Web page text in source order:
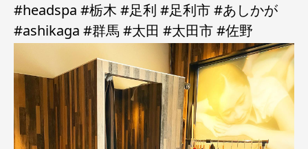
#headspa #栃木 #足利 #足利市 #あしかが
#ashikaga #群馬 #太田 #太田市 #佐野